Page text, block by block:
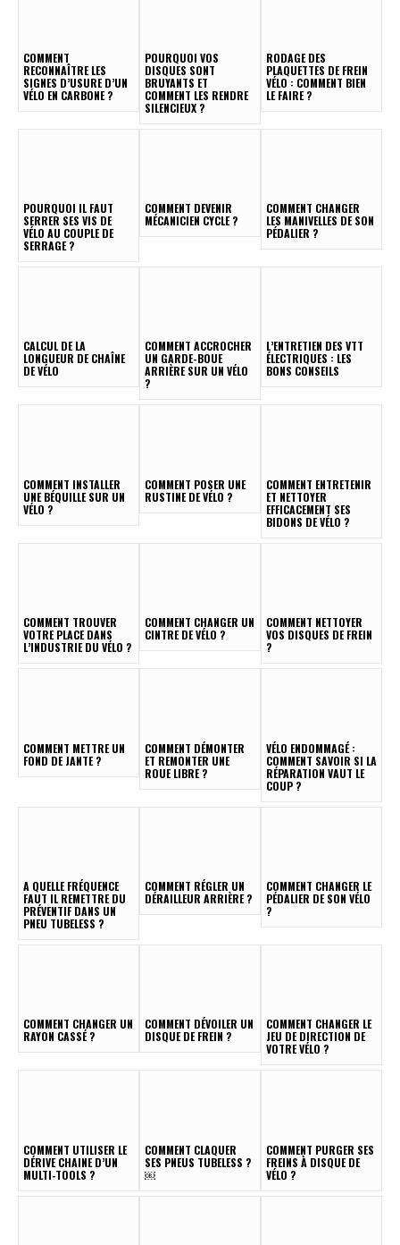
COMMENT
RECONNAÎTRE LES
SIGNES D’USURE D’UN
VÉLO EN CARBONE ?
POURQUOI VOS
DISQUES SONT
BRUYANTS ET
COMMENT LES RENDRE
SILENCIEUX ?
RODAGE DES
PLAQUETTES DE FREIN
VÉLO : COMMENT BIEN
LE FAIRE ?
POURQUOI IL FAUT
SERRER SES VIS DE
VÉLO AU COUPLE DE
SERRAGE ?
COMMENT DEVENIR
MÉCANICIEN CYCLE ?
COMMENT CHANGER
LES MANIVELLES DE SON
PÉDALIER ?
CALCUL DE LA
LONGUEUR DE CHAÎNE
DE VÉLO
COMMENT ACCROCHER
UN GARDE-BOUE
ARRIÈRE SUR UN VÉLO
?
L’ENTRETIEN DES VTT
ÉLECTRIQUES : LES
BONS CONSEILS
COMMENT INSTALLER
UNE BÉQUILLE SUR UN
VÉLO ?
COMMENT POSER UNE
RUSTINE DE VÉLO ?
COMMENT ENTRETENIR
ET NETTOYER
EFFICACEMENT SES
BIDONS DE VÉLO ?
COMMENT TROUVER
VOTRE PLACE DANS
L’INDUSTRIE DU VÉLO ?
COMMENT CHANGER UN
CINTRE DE VÉLO ?
COMMENT NETTOYER
VOS DISQUES DE FREIN
?
COMMENT METTRE UN
FOND DE JANTE ?
COMMENT DÉMONTER
ET REMONTER UNE
ROUE LIBRE ?
VÉLO ENDOMMAGÉ :
COMMENT SAVOIR SI LA
RÉPARATION VAUT LE
COUP ?
A QUELLE FRÉQUENCE
FAUT IL REMETTRE DU
PRÉVENTIF DANS UN
PNEU TUBELESS ?
COMMENT RÉGLER UN
DÉRAILLEUR ARRIÈRE ?
COMMENT CHANGER LE
PÉDALIER DE SON VÉLO
?
COMMENT CHANGER UN
RAYON CASSÉ ?
COMMENT DÉVOILER UN
DISQUE DE FREIN ?
COMMENT CHANGER LE
JEU DE DIRECTION DE
VOTRE VÉLO ?
COMMENT UTILISER LE
DÉRIVE CHAINE D’UN
MULTI-TOOLS ?
COMMENT CLAQUER
SES PNEUS TUBELESS ?
￼
COMMENT PURGER SES
FREINS À DISQUE DE
VÉLO ?